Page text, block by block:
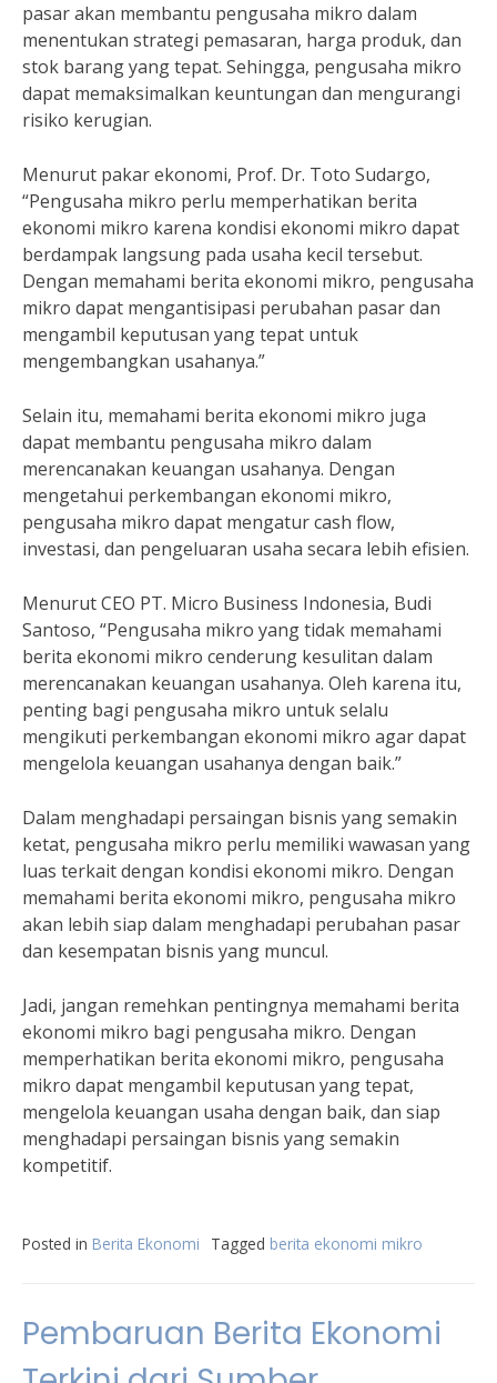
pasar akan membantu pengusaha mikro dalam
menentukan strategi pemasaran, harga produk, dan
stok barang yang tepat. Sehingga, pengusaha mikro
dapat memaksimalkan keuntungan dan mengurangi
risiko kerugian.
Menurut pakar ekonomi, Prof. Dr. Toto Sudargo,
“Pengusaha mikro perlu memperhatikan berita
ekonomi mikro karena kondisi ekonomi mikro dapat
berdampak langsung pada usaha kecil tersebut.
Dengan memahami berita ekonomi mikro, pengusaha
mikro dapat mengantisipasi perubahan pasar dan
mengambil keputusan yang tepat untuk
mengembangkan usahanya.”
Selain itu, memahami berita ekonomi mikro juga
dapat membantu pengusaha mikro dalam
merencanakan keuangan usahanya. Dengan
mengetahui perkembangan ekonomi mikro,
pengusaha mikro dapat mengatur cash flow,
investasi, dan pengeluaran usaha secara lebih efisien.
Menurut CEO PT. Micro Business Indonesia, Budi
Santoso, “Pengusaha mikro yang tidak memahami
berita ekonomi mikro cenderung kesulitan dalam
merencanakan keuangan usahanya. Oleh karena itu,
penting bagi pengusaha mikro untuk selalu
mengikuti perkembangan ekonomi mikro agar dapat
mengelola keuangan usahanya dengan baik.”
Dalam menghadapi persaingan bisnis yang semakin
ketat, pengusaha mikro perlu memiliki wawasan yang
luas terkait dengan kondisi ekonomi mikro. Dengan
memahami berita ekonomi mikro, pengusaha mikro
akan lebih siap dalam menghadapi perubahan pasar
dan kesempatan bisnis yang muncul.
Jadi, jangan remehkan pentingnya memahami berita
ekonomi mikro bagi pengusaha mikro. Dengan
memperhatikan berita ekonomi mikro, pengusaha
mikro dapat mengambil keputusan yang tepat,
mengelola keuangan usaha dengan baik, dan siap
menghadapi persaingan bisnis yang semakin
kompetitif.
Posted in Berita Ekonomi Tagged berita ekonomi mikro
Pembaruan Berita Ekonomi